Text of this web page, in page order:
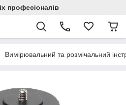
професіоналів
Вимірювальний та розмічальний